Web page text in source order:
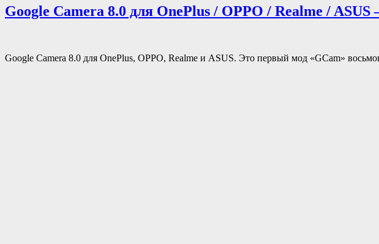
Google Camera 8.0 для OnePlus / OPPO / Realme /
Google Camera 8.0 для OnePlus, OPPO, Realme и ASUS. Это первый мод «GCam»